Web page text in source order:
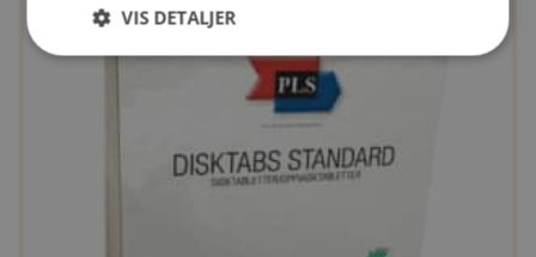
VIS DETALJER